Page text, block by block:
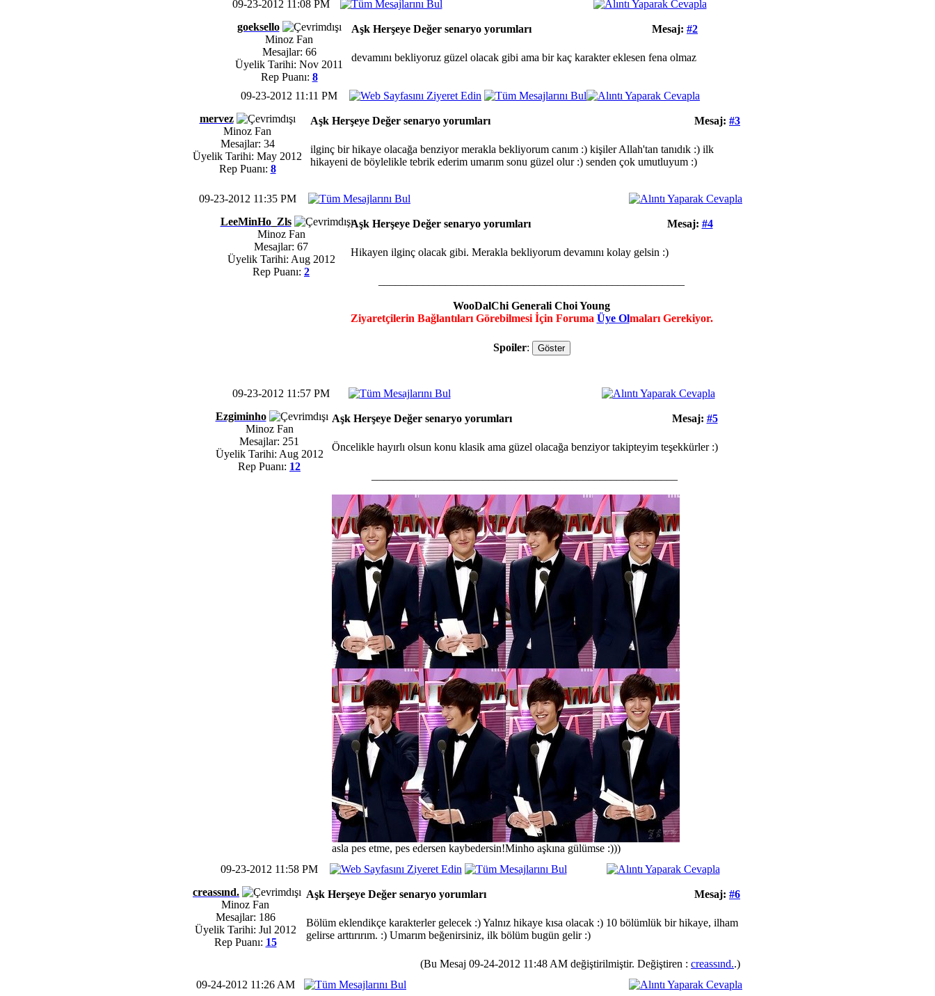
09-23-2012 11:08 PM
goeksello
Minoz Fan
Mesajlar: 66
Üyelik Tarihi: Nov 2011
Rep Puanı: 8
Mesaj: #2
Aşk Herşeye Değer senaryo yorumları
devamını bekliyoruz güzel olacak gibi ama bir kaç karakter eklesen fena olmaz
09-23-2012 11:11 PM
mervez
Minoz Fan
Mesajlar: 34
Üyelik Tarihi: May 2012
Rep Puanı: 8
Mesaj: #3
Aşk Herşeye Değer senaryo yorumları
ilginç bir hikaye olacağa benziyor merakla bekliyorum canım :) kişiler Allah'tan tanıdık :) ilk
hikayeni de böylelikle tebrik ederim umarım sonu güzel olur :) senden çok umutluyum :)
09-23-2012 11:35 PM
LeeMinHo_Zls
Minoz Fan
Mesajlar: 67
Üyelik Tarihi: Aug 2012
Rep Puanı: 2
Mesaj: #4
Aşk Herşeye Değer senaryo yorumları
Hikayen ilginç olacak gibi. Merakla bekliyorum devamını kolay gelsin :)
WooDalChi Generali Choi Young
Ziyaretçilerin Bağlantıları Görebilmesi İçin Foruma Üye Olmaları Gerekiyor.
Spoiler:
09-23-2012 11:57 PM
Ezgiminho
Minoz Fan
Mesajlar: 251
Üyelik Tarihi: Aug 2012
Rep Puanı: 12
Mesaj: #5
Aşk Herşeye Değer senaryo yorumları
Öncelikle hayırlı olsun konu klasik ama güzel olacağa benziyor takipteyim teşekkürler :)
asla pes etme, pes edersen kaybedersin!Minho aşkına gülümse :)))
09-23-2012 11:58 PM
creassınd.
Minoz Fan
Mesajlar: 186
Üyelik Tarihi: Jul 2012
Rep Puanı: 15
Mesaj: #6
Aşk Herşeye Değer senaryo yorumları
Bölüm eklendikçe karakterler gelecek :) Yalnız hikaye kısa olacak :) 10 bölümlük bir hikaye, ilham
gelirse arttırırım. :) Umarım beğenirsiniz, ilk bölüm bugün gelir :)
(Bu Mesaj 09-24-2012 11:48 AM değiştirilmiştir. Değiştiren : creassınd..)
09-24-2012 11:26 AM